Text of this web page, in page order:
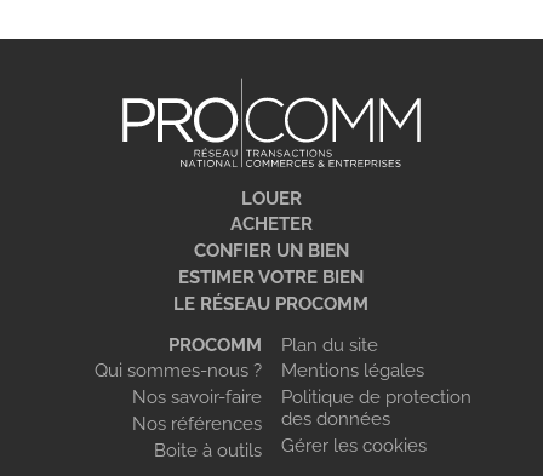
LOUER
ACHETER
CONFIER UN BIEN
ESTIMER VOTRE BIEN
LE RÉSEAU PROCOMM
PROCOMM
Qui sommes-nous ?
Nos savoir-faire
Nos références
Boite à outils
Plan du site
Mentions légales
Politique de protection
des données
Gérer les cookies